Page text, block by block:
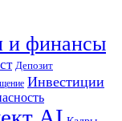
и финансы
Депозит
Инвестиции